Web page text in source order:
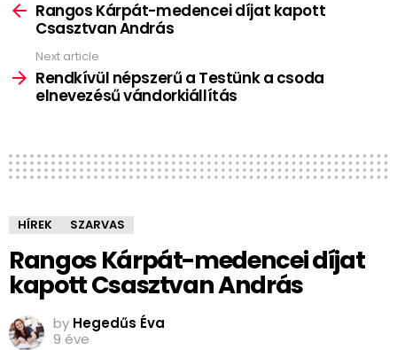
moreRangos Kárpát-medencei díjat kapott
Csasztvan András
Next article
Rendkívül népszerű a Testünk a csoda
elnevezésű vándorkiállítás
HÍREK SZARVAS
Rangos Kárpát-medencei díjat
kapott Csasztvan András
by Hegedűs Éva
9 éve